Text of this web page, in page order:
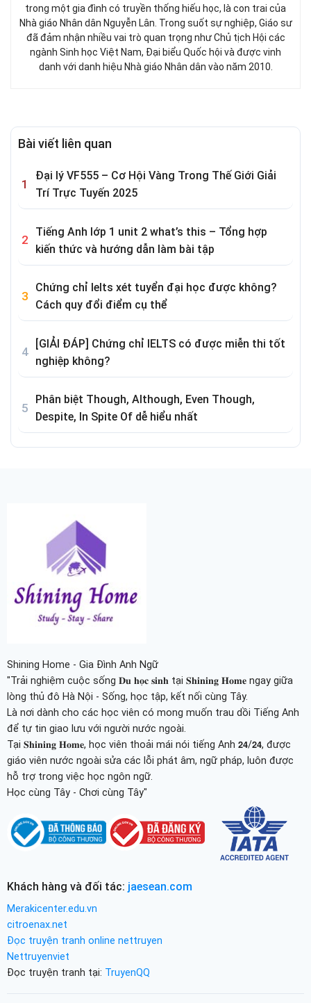
trong một gia đình có truyền thống hiếu học, là con trai của
Nhà giáo Nhân dân Nguyễn Lân. Trong suốt sự nghiệp, Giáo sư
đã đảm nhận nhiều vai trò quan trọng như Chủ tịch Hội các
ngành Sinh học Việt Nam, Đại biểu Quốc hội và được vinh
danh với danh hiệu Nhà giáo Nhân dân vào năm 2010.
Bài viết liên quan
Đại lý VF555 – Cơ Hội Vàng Trong Thế Giới Giải
Trí Trực Tuyến 2025
Tiếng Anh lớp 1 unit 2 what’s this – Tổng hợp
kiến thức và hướng dẫn làm bài tập
Chứng chỉ Ielts xét tuyển đại học được không?
Cách quy đổi điểm cụ thể
[GIẢI ĐÁP] Chứng chỉ IELTS có được miễn thi tốt
nghiệp không?
Phân biệt Though, Although, Even Though,
Despite, In Spite Of dễ hiểu nhất
Shining Home - Gia Đình Anh Ngữ
"Trải nghiệm cuộc sống 𝐃𝐮 𝐡𝐨̣𝐜 𝐬𝐢𝐧𝐡 tại 𝐒𝐡𝐢𝐧𝐢𝐧𝐠 𝐇𝐨𝐦𝐞 ngay giữa
lòng thủ đô Hà Nội - Sống, học tập, kết nối cùng Tây.
Là nơi dành cho các học viên có mong muốn trau dồi Tiếng Anh
để tự tin giao lưu với người nước ngoài.
Tại 𝐒𝐡𝐢𝐧𝐢𝐧𝐠 𝐇𝐨𝐦𝐞, học viên thoải mái nói tiếng Anh 𝟮𝟰/𝟮𝟰, được
giáo viên nước ngoài sửa các lỗi phát âm, ngữ pháp, luôn được
hỗ trợ trong việc học ngôn ngữ.
Học cùng Tây - Chơi cùng Tây"
Khách hàng và đối tác: jaesean.com
Merakicenter.edu.vn
citroenax.net
Đọc truyện tranh online nettruyen
Nettruyenviet
Đọc truyện tranh tại: TruyenQQ